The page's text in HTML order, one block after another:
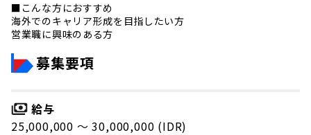
■こんな方におすすめ
海外でのキャリア形成を目指したい方
営業職に興味のある方
募集要項
給与
25,000,000 〜 30,000,000 (IDR)